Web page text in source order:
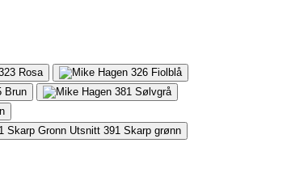
Rosa 326 Fiolblå
Brun 381 Sølvgrå
391 Skarp grønn